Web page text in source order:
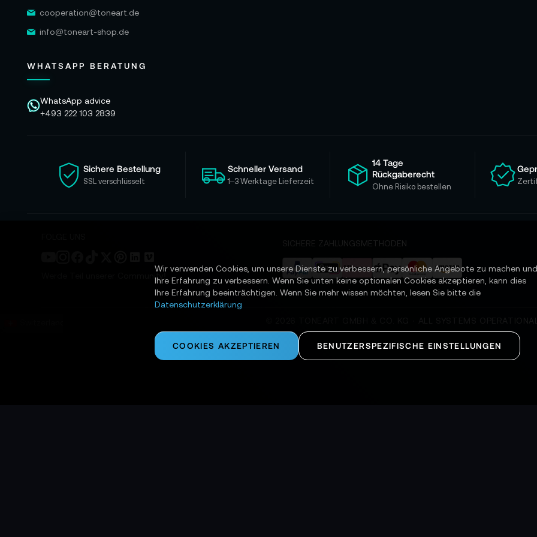
cooperation@toneart.de
info@toneart-shop.de
WHATSAPP BERATUNG
WhatsApp advice
+493 222 103 2839
Sichere Bestellung
SSL verschlüsselt
Schneller Versand
1–3 Werktage Lieferzeit
14 Tage
Rückgaberecht
Ohne Risiko bestellen
Werde Teil unserer Community!
SICHERE ZAHLUNGSMETHODEN
Wir verwenden Cookies, um unsere Dienste zu verbessern, persönliche Angebote zu machen und
Ihre Erfahrung zu verbessern. Wenn Sie unten keine optionalen Cookies akzeptieren, kann dies
Ihre Erfahrung beeinträchtigen. Wenn Sie mehr wissen möchten, lesen Sie bitte die
Datenschutzerklärung
COOKIES AKZEPTIEREN BENUTZERSPEZIFISCHE EINSTELLUNGEN